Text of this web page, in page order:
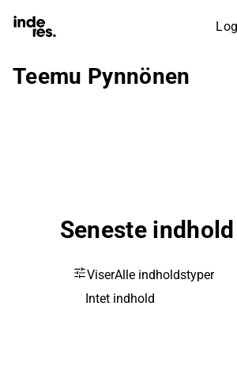
Teemu Pynnönen
Seneste indhold
ViserAlle indholdstyper
Intet indhold